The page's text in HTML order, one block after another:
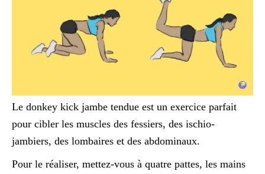
Le donkey kick jambe tendue est un exercice parfait
pour cibler les muscles des fessiers, des ischio-
jambiers, des lombaires et des abdominaux.
Pour le réaliser, mettez-vous à quatre pattes, les mains